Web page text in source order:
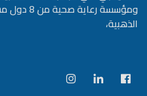
الذهبية،